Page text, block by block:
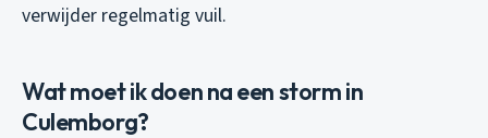
verwijder regelmatig vuil.
Wat moet ik doen na een storm in
Culemborg?